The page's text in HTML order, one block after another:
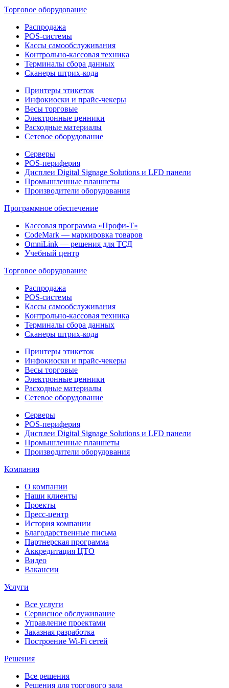
Торговое оборудование
Распродажа
POS-системы
Кассы самообслуживания
Контрольно-кассовая техника
Терминалы сбора данных
Сканеры штрих-кода
Принтеры этикеток
Инфокиоски и прайс-чекеры
Весы торговые
Электронные ценники
Расходные материалы
Сетевое оборудование
Серверы
POS-периферия
Дисплеи Digital Signage Solutions и LFD панели
Промышленные планшеты
Производители оборудования
Программное обеспечение
Кассовая программа «Профи-Т»
CodeMark — маркировка товаров
OmniLink — решения для ТСД
Учебный центр
Торговое оборудование
Распродажа
POS-системы
Кассы самообслуживания
Контрольно-кассовая техника
Терминалы сбора данных
Сканеры штрих-кода
Принтеры этикеток
Инфокиоски и прайс-чекеры
Весы торговые
Электронные ценники
Расходные материалы
Сетевое оборудование
Серверы
POS-периферия
Дисплеи Digital Signage Solutions и LFD панели
Промышленные планшеты
Производители оборудования
Компания
О компании
Наши клиенты
Проекты
Пресс-центр
История компании
Благодарственные письма
Партнерская программа
Аккредитация ЦТО
Видео
Вакансии
Услуги
Все услуги
Сервисное обслуживание
Управление проектами
Заказная разработка
Построение Wi-Fi сетей
Решения
Все решения
Решения для торгового зала